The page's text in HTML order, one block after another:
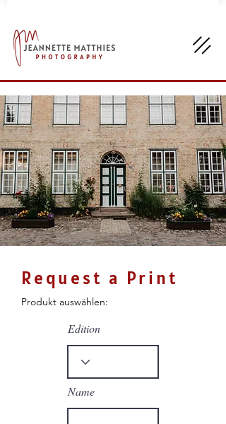
Request a Print
Produkt auswählen:
Edition
Name